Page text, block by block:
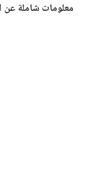
معلومات شاملة